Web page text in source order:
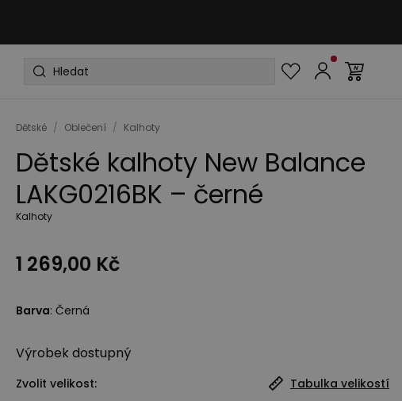
Dětské / Oblečení / Kalhoty
Dětské kalhoty New Balance
LAKG0216BK – černé
Kalhoty
1 269,00 Kč
Barva: Černá
Výrobek dostupný
Zvolit velikost: Tabulka velikostí